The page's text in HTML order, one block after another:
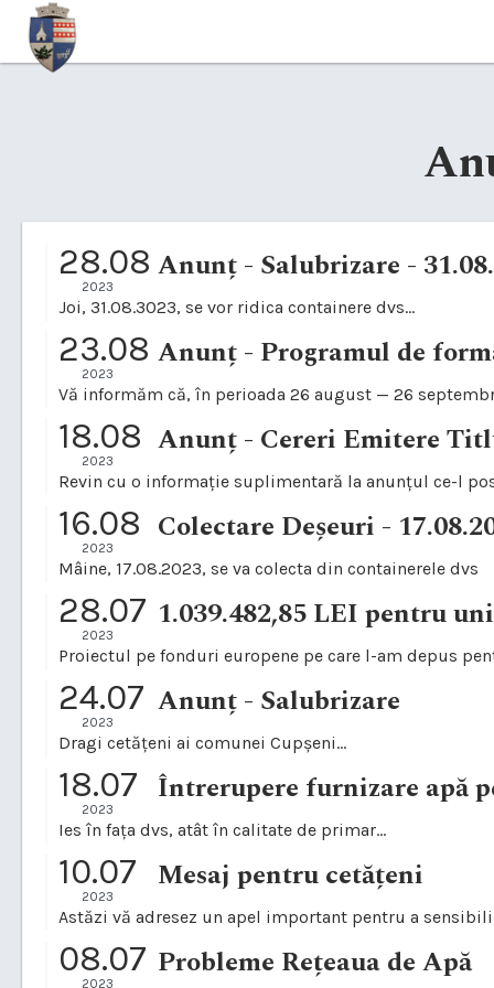
28.08
2023
Anunț - Salubrizare -
Joi, 31.08.3023, se vor ridica containere dvs...
23.08
2023
Vă informăm că, în perioada 26 august — 26
18.08
2023
Anunț - Cereri Emitere
16.08
2023
Colectare Deșeuri -
Mâine, 17.08.2023, se va colecta din containerele dvs
28.07
2023
Proiectul pe fonduri europene pe care l-am depus
24.07
2023
Anunț - Salubrizare
Dragi cetățeni ai comunei Cupșeni...
18.07
2023
Întrerupere furnizare apă
Ies în fața dvs, atât în calitate de primar...
10.07
2023
Mesaj pentru cetățeni
Astăzi vă adresez un apel important pentru a
08.07
2023
Probleme Rețeaua de Apă